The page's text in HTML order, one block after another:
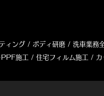
ィング / ボディ研磨 / 洗車業務
施工 / 住宅フィルム施工 / カ